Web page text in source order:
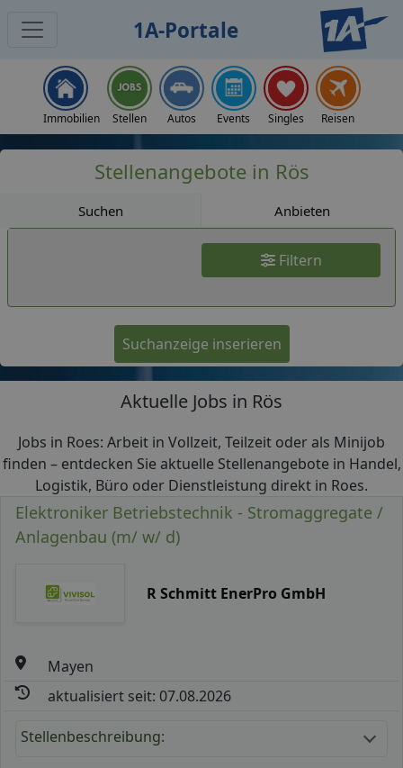
1A-Portale
Immobilien Stellen Autos Events Singles Reisen
Stellenangebote in Rös
Suchen Anbieten
Filtern
Suchanzeige inserieren
Aktuelle Jobs in Rös
Jobs in Roes: Arbeit in Vollzeit, Teilzeit oder als Minijob
finden – entdecken Sie aktuelle Stellenangebote in Handel,
Logistik, Büro oder Dienstleistung direkt in Roes.
Elektroniker Betriebstechnik - Stromaggregate /
Anlagenbau (m/ w/ d)
R Schmitt EnerPro GmbH
Mayen
aktualisiert seit: 07.08.2026
Stellenbeschreibung: